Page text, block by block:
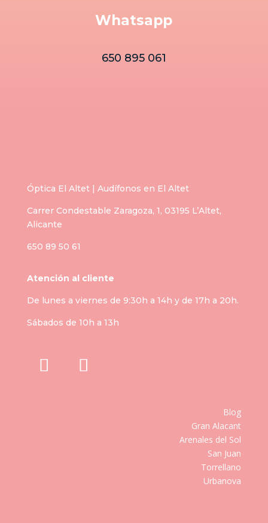
Whatsapp
650 895 061
Óptica El Altet | Audífonos en El Altet
Carrer Condestable Zaragoza, 1, 03195 L’Altet,
Alicante
650 89 50 61
Atención al cliente
De lunes a viernes de 9:30h a 14h y de 17h a 20h.
Sábados de 10h a 13h
Blog
Gran Alacant
Arenales del Sol
San Juan
Torrellano
Urbanova